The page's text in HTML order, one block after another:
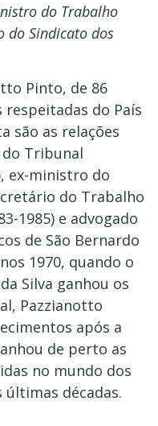
do Trabalho
do Sindicato dos
Pinto, de 86
respeitadas do País
são as relações
Tribunal
ex-ministro do
do Trabalho
1985) e advogado
de São Bernardo
1970, quando o
Silva ganhou os
Pazzianotto
após a
de perto as
no mundo dos
últimas décadas.